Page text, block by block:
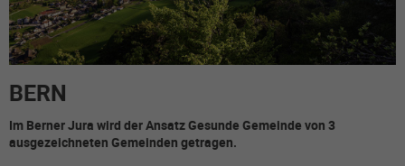
BERN
Im Berner Jura wird der Ansatz Gesunde Gemeinde von 3
ausgezeichneten Gemeinden getragen.